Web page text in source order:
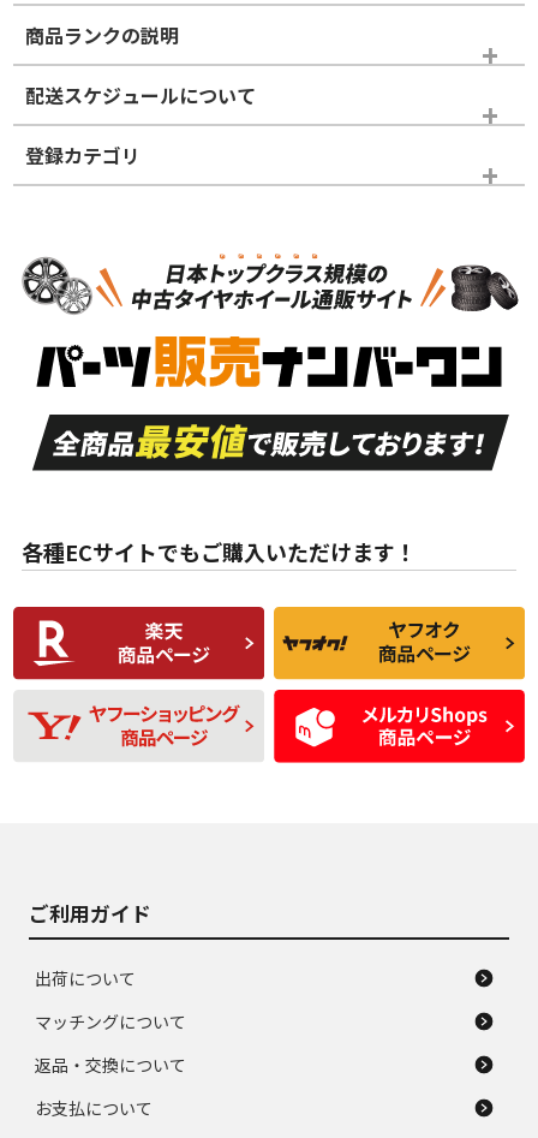
商品ランクの説明
※商品ランクは出品者の主観により判断しておりますので、あら
かじめご了承ください。
ホイールランク
S
品）
S
新車外し品（新古
付き
A
走行距離も少なく、
目立つ傷もほとんど
ない中古品
A
走行距離も少なく、
非常に状態の良い中
古品
な中古品
んどない中古品
C
比較的きれいな中古
品
C
られるが、使用に問
題のない中古品
D
使用感や目立つ傷が
あり、一般的な中古
品
D
残り溝も少なく、偏
磨耗がみられ、短期
間使用できるくらい
の中古品
配送スケジュールについて
登録カテゴリ
スタッドレスタイヤホイールセット
各種ECサイトでもご購入いただけます！
ご利用ガイド
出荷について
マッチングについて
返品・交換について
お支払について